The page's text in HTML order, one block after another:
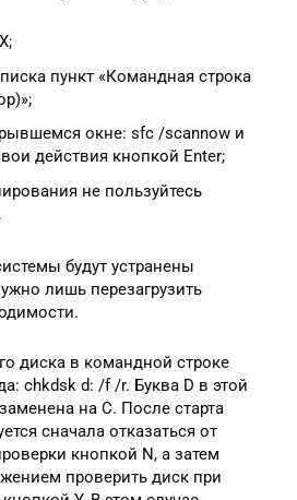
пункт «Командная строка
окне: sfc /scannow и
действия кнопкой Enter;
не пользуйтесь
будут устранены
лишь перезагрузить
диска в командной строке
chkdsk d: /f /r. Буква D в этой
на C. После старта
сначала отказаться от
кнопкой N, а затем
проверить диск при